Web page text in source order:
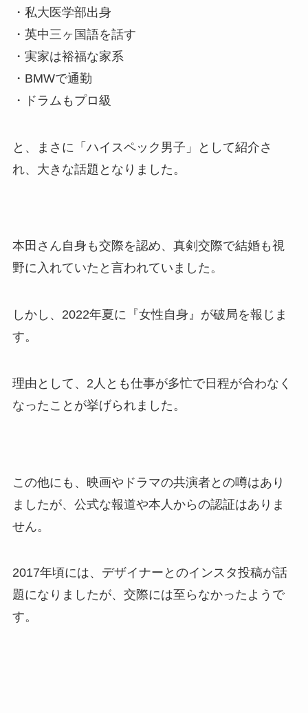
・私大医学部出身
・英中三ヶ国語を話す
・実家は裕福な家系
・BMWで通勤
・ドラムもプロ級
と、まさに「ハイスペック男子」として紹介さ
れ、大きな話題となりました。
本田さん自身も交際を認め、真剣交際で結婚も視
野に入れていたと言われていました。
しかし、2022年夏に『女性自身』が破局を報じま
す。
理由として、2人とも仕事が多忙で日程が合わなく
なったことが挙げられました。
この他にも、映画やドラマの共演者との噂はあり
ましたが、公式な報道や本人からの認証はありま
せん。
2017年頃には、デザイナーとのインスタ投稿が話
題になりましたが、交際には至らなかったようで
す。